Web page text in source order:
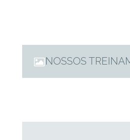
NOSSOS